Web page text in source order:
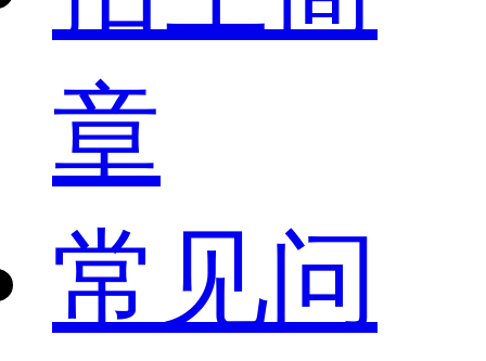
章
常见问